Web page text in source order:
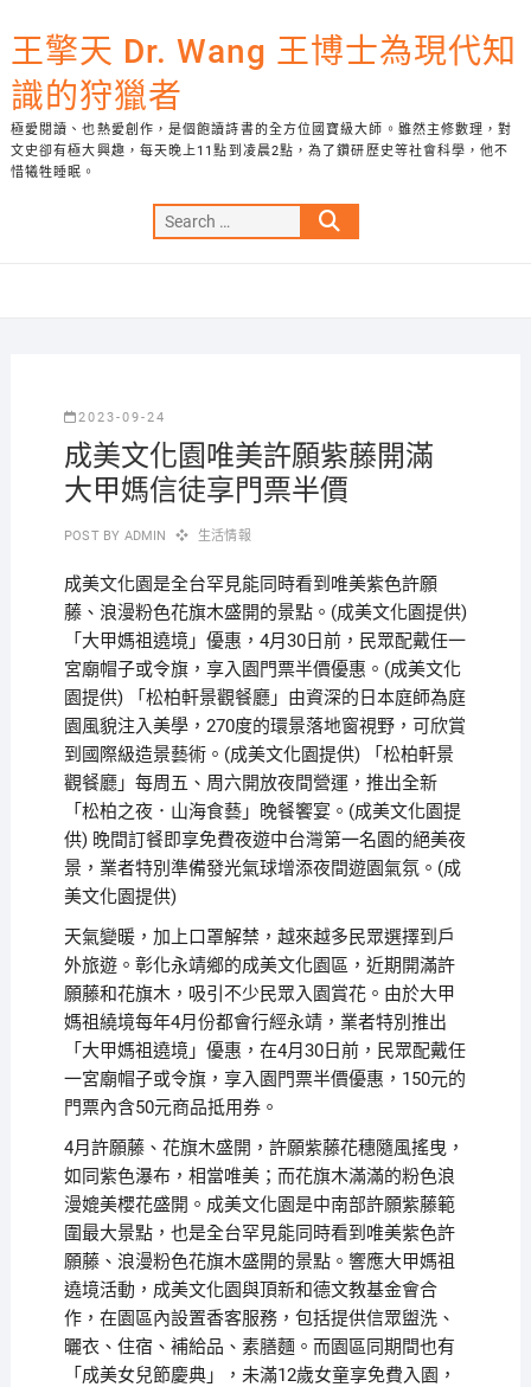
to
content
王擎天 Dr. Wang 王博士為現代知
識的狩獵者
極愛閱讀、也熱愛創作，是個飽讀詩書的全方位國寶級大師。雖然主修數理，對
文史卻有極大興趣，每天晚上11點到凌晨2點，為了鑽研歷史等社會科學，他不
惜犧牲睡眠。
Search
…
2023-09-24
成美文化園唯美許願紫藤開滿
大甲媽信徒享門票半價
POST BY ADMIN 生活情報
成美文化園是全台罕見能同時看到唯美紫色許願
藤、浪漫粉色花旗木盛開的景點。(成美文化園提供)
「大甲媽祖遶境」優惠，4月30日前，民眾配戴任一
宮廟帽子或令旗，享入園門票半價優惠。(成美文化
園提供) 「松柏軒景觀餐廳」由資深的日本庭師為庭
園風貌注入美學，270度的環景落地窗視野，可欣賞
到國際級造景藝術。(成美文化園提供) 「松柏軒景
觀餐廳」每周五、周六開放夜間營運，推出全新
「松柏之夜．山海食藝」晚餐饗宴。(成美文化園提
供) 晚間訂餐即享免費夜遊中台灣第一名園的絕美夜
景，業者特別準備發光氣球增添夜間遊園氣氛。(成
美文化園提供)
天氣變暖，加上口罩解禁，越來越多民眾選擇到戶
外旅遊。彰化永靖鄉的成美文化園區，近期開滿許
願藤和花旗木，吸引不少民眾入園賞花。由於大甲
媽祖繞境每年4月份都會行經永靖，業者特別推出
「大甲媽祖遶境」優惠，在4月30日前，民眾配戴任
一宮廟帽子或令旗，享入園門票半價優惠，150元的
門票內含50元商品抵用券。
4月許願藤、花旗木盛開，許願紫藤花穗隨風搖曳，
如同紫色瀑布，相當唯美；而花旗木滿滿的粉色浪
漫媲美櫻花盛開。成美文化園是中南部許願紫藤範
圍最大景點，也是全台罕見能同時看到唯美紫色許
願藤、浪漫粉色花旗木盛開的景點。響應大甲媽祖
遶境活動，成美文化園與頂新和德文教基金會合
作，在園區內設置香客服務，包括提供信眾盥洗、
曬衣、住宿、補給品、素膳麵。而園區同期間也有
「成美女兒節慶典」，未滿12歲女童享免費入園，